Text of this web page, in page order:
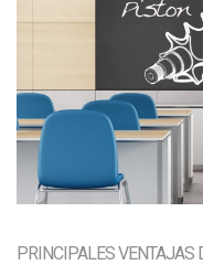
PRINCIPALES VENTAJAS